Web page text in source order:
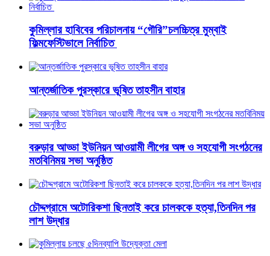
কুমিল্লার হাবিবের পরিচালনায় “গৌরি”চলচ্চিত্র মুম্বাই
ফিল্মফেস্টিভালে নির্বাচিত
আন্তর্জাতিক পুরস্কারে ভূষিত তাহসীন বাহার
বরুড়ার আড্ডা ইউনিয়ন আওয়ামী লীগের অঙ্গ ও সহযোগী সংগঠনের
মতবিনিময় সভা অনুষ্ঠিত
চৌদ্দগ্রামে অটোরিকশা ছিনতাই করে চালককে হত্যা,তিনদিন পর
লাশ উদ্ধার